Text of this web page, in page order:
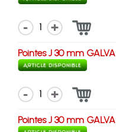
1
Pointes J 30 mm GALVA
1
Pointes J 30 mm GALVA